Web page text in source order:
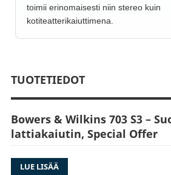
toimii erinomaisesti niin stereo kuin
kotiteatterikaiuttimena.
TUOTETIEDOT
Bowers & Wilkins 703 S3 –
lattiakaiutin, Special Offer
703 S3 on 700 S3-sarjan
LUE LISÄÄ